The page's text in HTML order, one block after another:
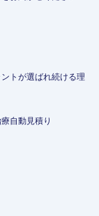
トが選ばれ続ける理
自動見積り